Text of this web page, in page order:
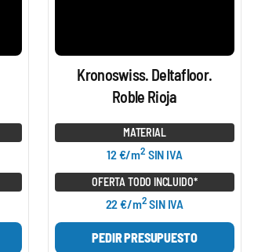
Kronoswiss. Deltafloor.
Roble Rioja
MATERIAL
12 €/m2 SIN IVA
OFERTA TODO INCLUIDO*
22 €/m2SIN IVA
PEDIR PRESUPUESTO